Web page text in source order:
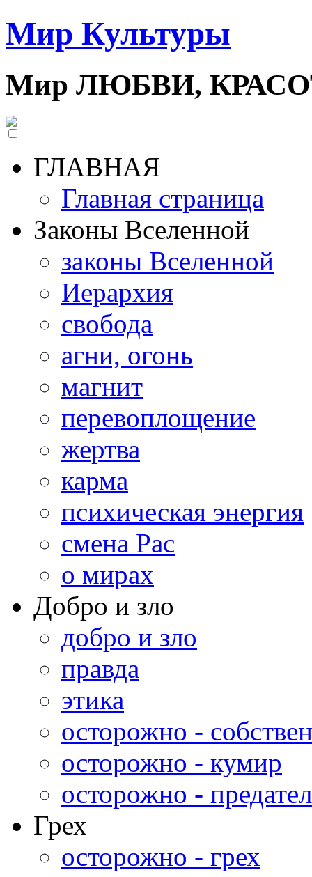
Мир Культуры
Мир ЛЮБВИ,
ГЛАВНАЯ
Главная страница
Законы Вселенной
законы Вселенной
Иерархия
свобода
агни, огонь
магнит
перевоплощение
жертва
карма
психическая энергия
смена Рас
о мирах
Добро и зло
добро и зло
правда
этика
осторожно -
осторожно - кумир
осторожно -
Грех
осторожно - грех